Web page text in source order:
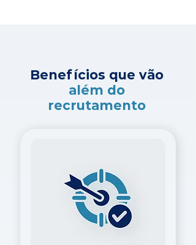
Benefícios que vão
além do
recrutamento